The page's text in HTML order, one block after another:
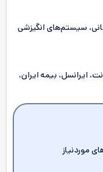
سیستم‌های انگیزشی
ایرانسل، بیمه ایران،
موردنیاز